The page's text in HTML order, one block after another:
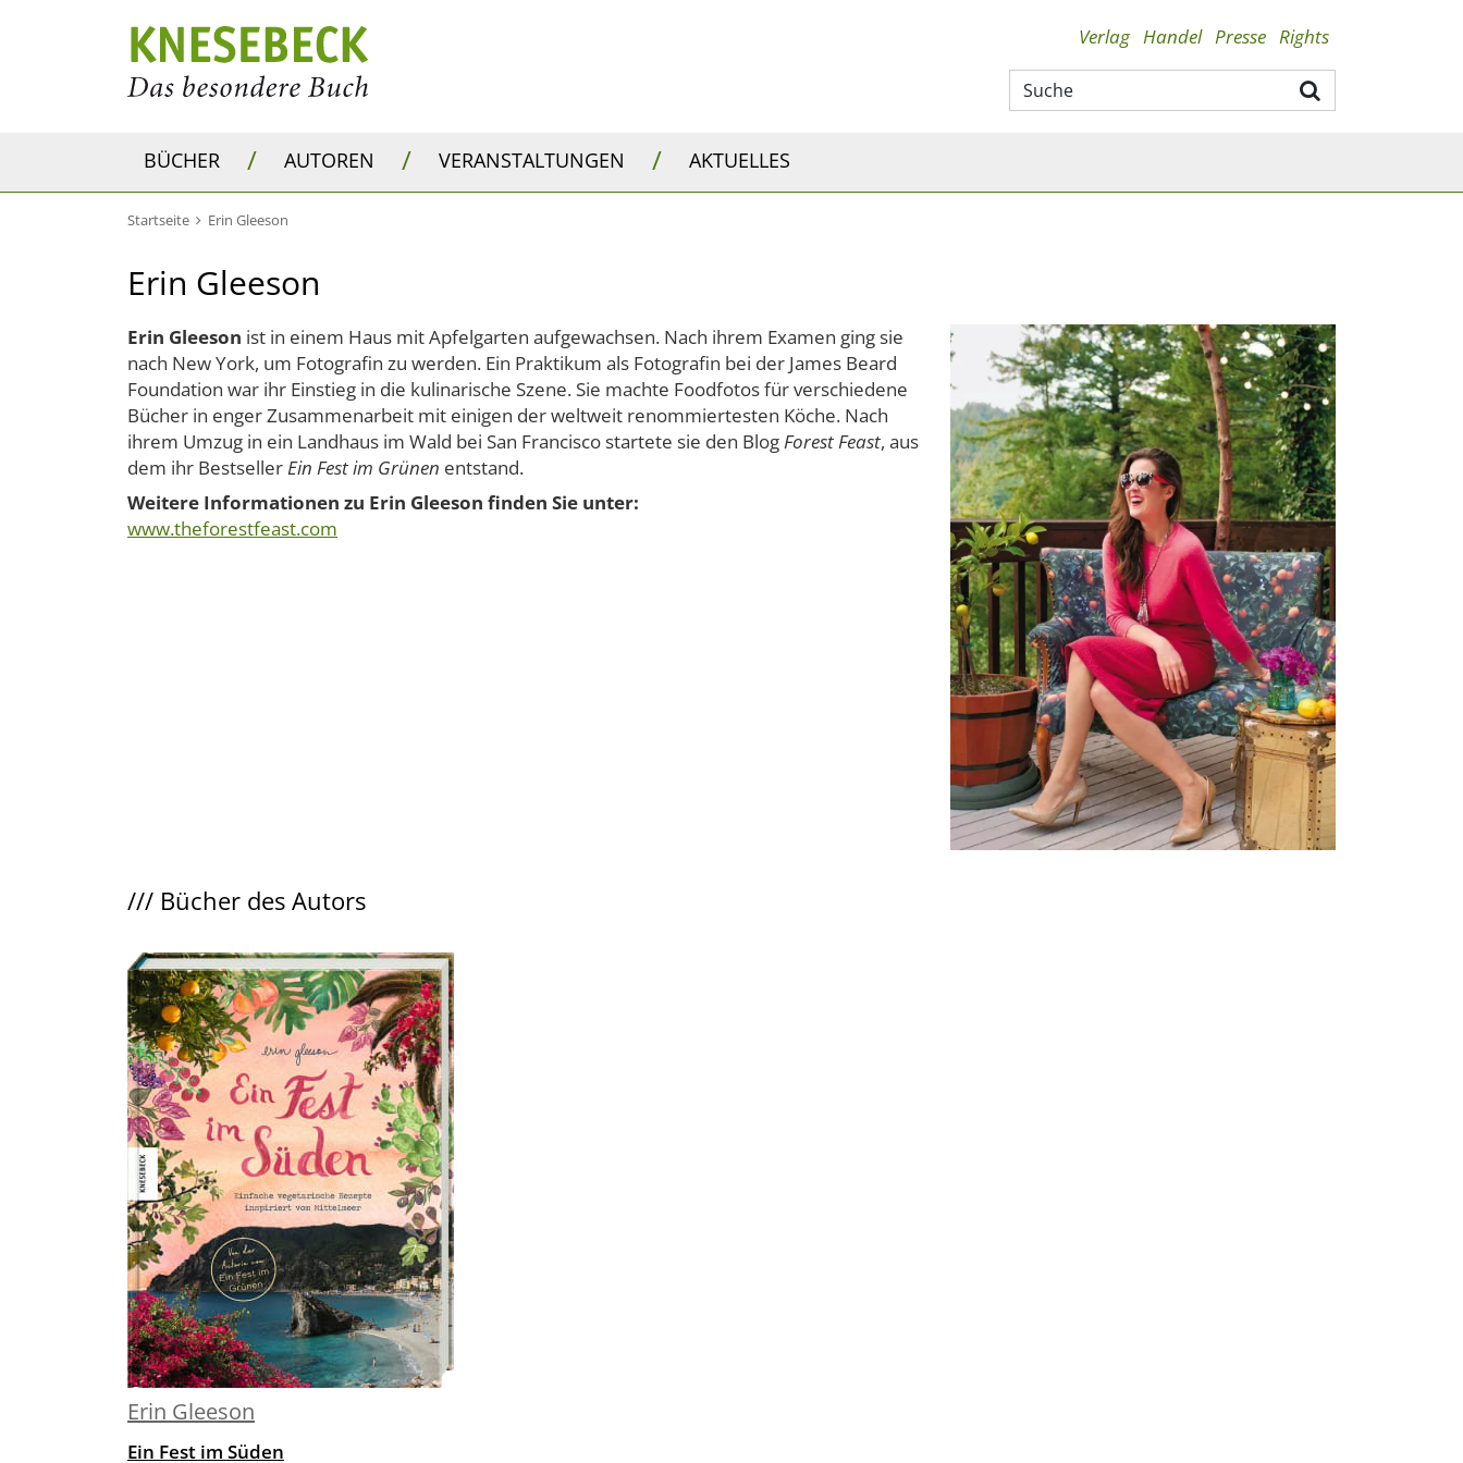
Verlag Handel Presse Rights
BÜCHER / AUTOREN / VERANSTALTUNGEN / AKTUELLES
Startseite Erin Gleeson
Erin Gleeson
Erin Gleeson ist in einem Haus mit Apfelgarten aufgewachsen. Nach ihrem Examen ging sie
nach New York, um Fotografin zu werden. Ein Praktikum als Fotografin bei der James Beard
Foundation war ihr Einstieg in die kulinarische Szene. Sie machte Foodfotos für verschiedene
Bücher in enger Zusammenarbeit mit einigen der weltweit renommiertesten Köche. Nach
ihrem Umzug in ein Landhaus im Wald bei San Francisco startete sie den BlogForest Feast, aus
dem ihr BestsellerEin Fest im Grünen entstand.
Weitere Informationen zu Erin Gleeson finden Sie unter:
www.theforestfeast.com
/// Bücher des Autors
Erin Gleeson
Ein Fest im Süden